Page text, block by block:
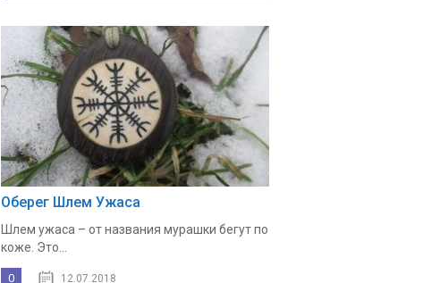
Оберег Шлем Ужаса
Шлем ужаса – от названия мурашки бегут по
коже. Это...
0 12.07.2018